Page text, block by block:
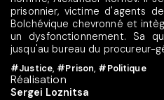
prisonnier, victime d'agents
Bolchévique chevronné et
un dysfonctionnement. Sa
jusqu'au bureau du procureur-
#Justice, #Prison, #Politique
Réalisation
Sergei Loznitsa